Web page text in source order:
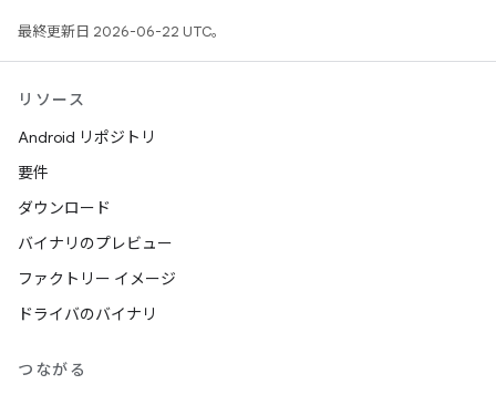
最終更新日 2026-06-22 UTC。
リソース
Android リポジトリ
要件
ダウンロード
バイナリのプレビュー
ファクトリー イメージ
ドライバのバイナリ
つながる